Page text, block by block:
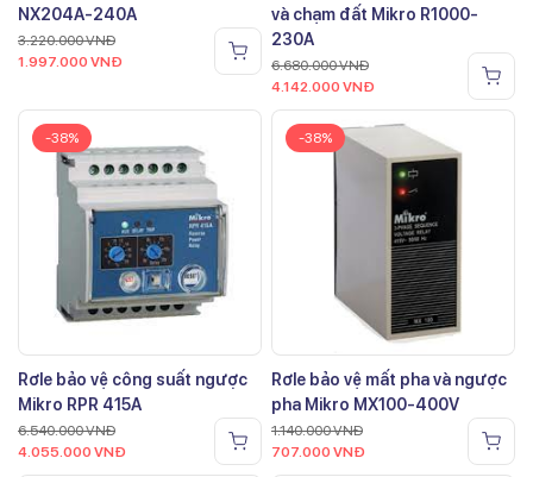
NX204A-240A
3.220.000VNĐ
1.997.000 VNĐ
và chạm đất Mikro R1000-
230A
6.680.000VNĐ
4.142.000 VNĐ
-38%
Rơle bảo vệ công suất ngược
Mikro RPR 415A
6.540.000VNĐ
4.055.000 VNĐ
-38%
Rơle bảo vệ mất pha và ngược
pha Mikro MX100-400V
1.140.000VNĐ
707.000 VNĐ